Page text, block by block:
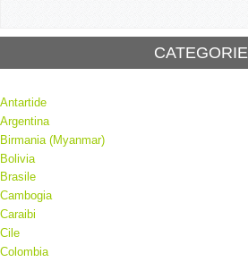
CATEGORIE
Antartide
Argentina
Birmania (Myanmar)
Bolivia
Brasile
Cambogia
Caraibi
Cile
Colombia